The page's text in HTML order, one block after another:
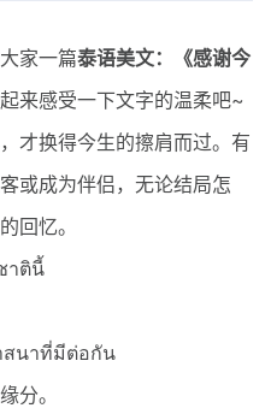
备
理
活
家一篇泰语美文：《感谢今
来感受一下文字的温柔吧~
换得今生的擦肩而过。有
或成为伴侣，无论结局怎
回忆。
ตินี้
นาที่มีต่อกัน
分。